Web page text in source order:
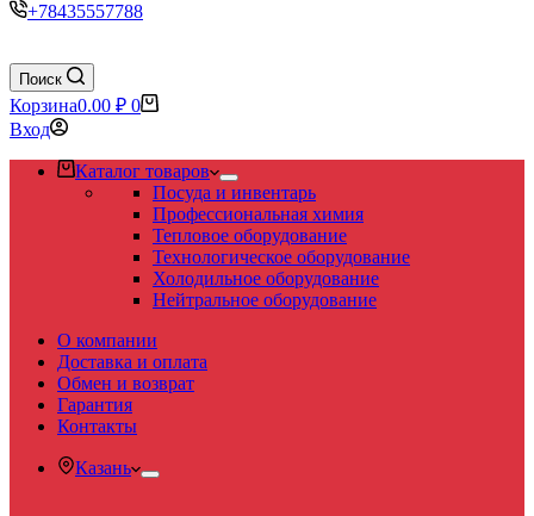
+78435557788
Поиск
Корзина0.00 ₽ 0
Вход
Каталог товаров
Посуда и инвентарь
Профессиональная химия
Тепловое оборудование
Технологическое оборудование
Холодильное оборудование
Нейтральное оборудование
О компании
Доставка и оплата
Обмен и возврат
Гарантия
Контакты
Казань